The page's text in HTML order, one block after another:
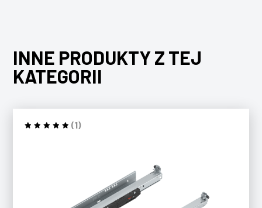
INNE PRODUKTY Z TEJ
KATEGORII
(1)